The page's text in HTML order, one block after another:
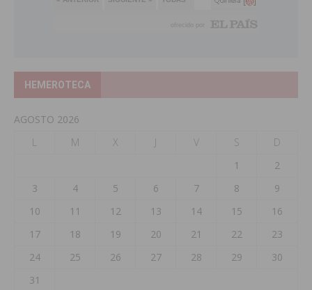
HEMEROTECA
AGOSTO 2026
L
M X J V S
D
1
2
3
4 5 6 7 8
9
10
11 12 13 14 15
16
17
18 19 20 21 22
23
24
25 26 27 28 29
30
31